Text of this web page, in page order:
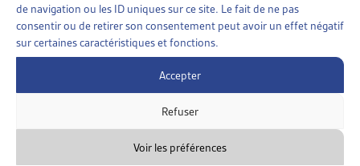
de navigation ou les ID uniques sur ce site. Le fait de ne pas
consentir ou de retirer son consentement peut avoir un effet négatif
sur certaines caractéristiques et fonctions.
Accepter
Refuser
Voir les préférences
D’AIDE SOCIALE ET SANITAIRE GENEVOIS
Fondation des services d’aide et de soins à domicile,
dossier du mois, juil. 2005